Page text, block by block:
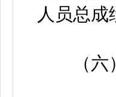
人员总
（六